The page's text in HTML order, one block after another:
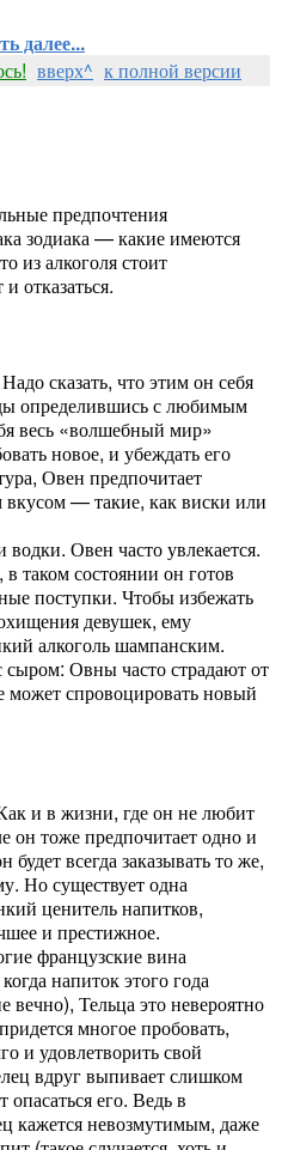
далее...
вверх^ к полной версии
предпочтения
зодиака — какие имеются
из алкоголя стоит
отказаться.
сказать, что этим он себя
определившись с любимым
весь «волшебный мир»
новое, и убеждать его
Овен предпочитает
— такие, как виски или
Овен часто увлекается.
таком состоянии он готов
поступки. Чтобы избежать
девушек, ему
алкоголь шампанским.
сыром: Овны часто страдают от
может спровоцировать новый
и в жизни, где он не любит
он тоже предпочитает одно и
всегда заказывать то же,
Но существует одна
ценитель напитков,
и престижное.
французские вина
напиток этого года
вечно), Тельца это невероятно
многое пробовать,
и удовлетворить свой
вдруг выпивает слишком
его. Ведь в
кажется невозмутимым, даже